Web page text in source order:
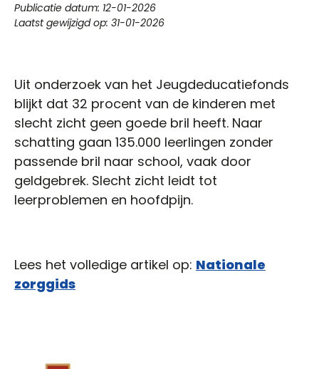
Publicatie datum: 12-01-2026
Laatst gewijzigd op: 31-01-2026
Uit onderzoek van het Jeugdeducatiefonds
blijkt dat 32 procent van de kinderen met
slecht zicht geen goede bril heeft. Naar
schatting gaan 135.000 leerlingen zonder
passende bril naar school, vaak door
geldgebrek. Slecht zicht leidt tot
leerproblemen en hoofdpijn.
Lees het volledige artikel op: Nationale
zorggids